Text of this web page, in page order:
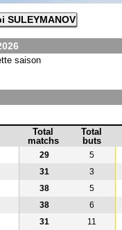
SULEYMANOV
saison
Total
matchs
Total
buts
29 5
31 3
38 5
38 6
31 11